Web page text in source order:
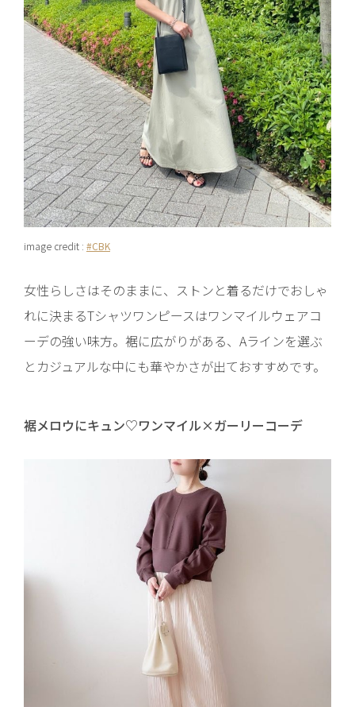
image credit : #CBK
女性らしさはそのままに、ストンと着るだけでおしゃ
れに決まるTシャツワンピースはワンマイルウェアコ
ーデの強い味方。裾に広がりがある、Aラインを選ぶ
とカジュアルな中にも華やかさが出ておすすめです。
裾メロウにキュン♡ワンマイル×ガーリーコーデ